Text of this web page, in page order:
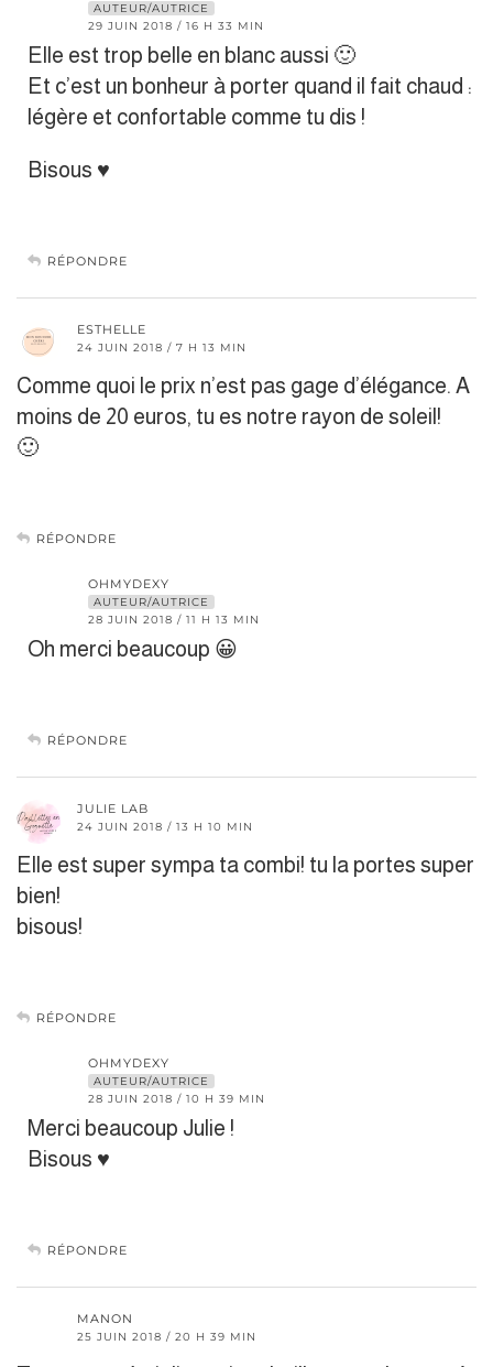
AUTEUR/AUTRICE
29 JUIN 2018 / 16 H 33 MIN
Elle est trop belle en blanc aussi 🙂
Et c’est un bonheur à porter quand il fait chaud :
légère et confortable comme tu dis !
Bisous ♥
RÉPONDRE
ESTHELLE
24 JUIN 2018 / 7 H 13 MIN
Comme quoi le prix n’est pas gage d’élégance. A
moins de 20 euros, tu es notre rayon de soleil!
🙂
RÉPONDRE
OHMYDEXY
AUTEUR/AUTRICE
28 JUIN 2018 / 11 H 13 MIN
Oh merci beaucoup 😀
RÉPONDRE
JULIE LAB
24 JUIN 2018 / 13 H 10 MIN
Elle est super sympa ta combi! tu la portes super
bien!
bisous!
RÉPONDRE
OHMYDEXY
AUTEUR/AUTRICE
28 JUIN 2018 / 10 H 39 MIN
Merci beaucoup Julie !
Bisous ♥
RÉPONDRE
MANON
25 JUIN 2018 / 20 H 39 MIN